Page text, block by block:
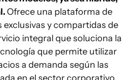
Ofrece una plataforma de
exclusivas y compartidas de
integral que soluciona la
que permite utilizar
a demanda según las